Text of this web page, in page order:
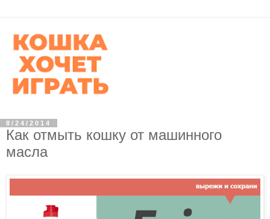
8/24/2014
Как отмыть кошку от машинного
масла